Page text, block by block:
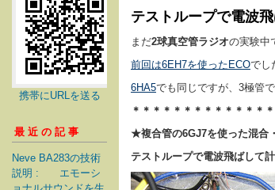
携帯にURLを送る
最近の記事
Neve BA283の技術
説明 : エモーシ
テストループで電波
まだ2球真空管ラジオの実験中
前回は6EH7を使ったECOでし
6HA5でも同じですが、3極管
＊＊＊＊＊＊＊＊＊＊＊＊＊
★複合管の6GJ7を使った混合
テストループで電波飛ばして計